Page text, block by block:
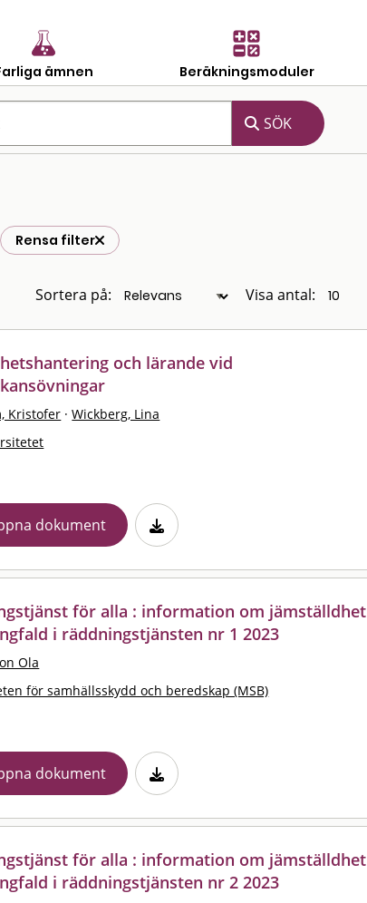
ämnen Beräkningsmoduler
Rensa filter
Sortera på: Visa antal:
och lärande vid
Kristofer · Wickberg, Lina
dokument
för alla : information om jämställdhet
i räddningstjänsten nr 1 2023
Ola
för samhällsskydd och beredskap (MSB)
dokument
för alla : information om jämställdhet
i räddningstjänsten nr 2 2023